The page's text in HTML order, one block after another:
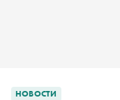
НОВОСТИ